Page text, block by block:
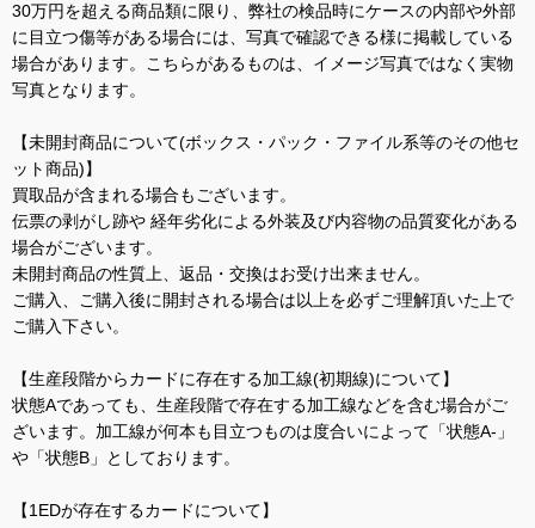
30万円を超える商品類に限り、弊社の検品時にケースの内部や外部
に目立つ傷等がある場合には、写真で確認できる様に掲載している
場合があります。こちらがあるものは、イメージ写真ではなく実物
写真となります。
【未開封商品について(ボックス・パック・ファイル系等のその他セ
ット商品)】
買取品が含まれる場合もございます。
伝票の剥がし跡や 経年劣化による外装及び内容物の品質変化がある
場合がございます。
未開封商品の性質上、返品・交換はお受け出来ません。
ご購入、ご購入後に開封される場合は以上を必ずご理解頂いた上で
ご購入下さい。
【生産段階からカードに存在する加工線(初期線)について】
状態Aであっても、生産段階で存在する加工線などを含む場合がご
ざいます。加工線が何本も目立つものは度合いによって「状態A-」
や「状態B」としております。
【1EDが存在するカードについて】